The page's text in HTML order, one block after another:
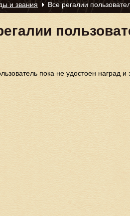
и звания Все регалии
пока не удостоен наград и